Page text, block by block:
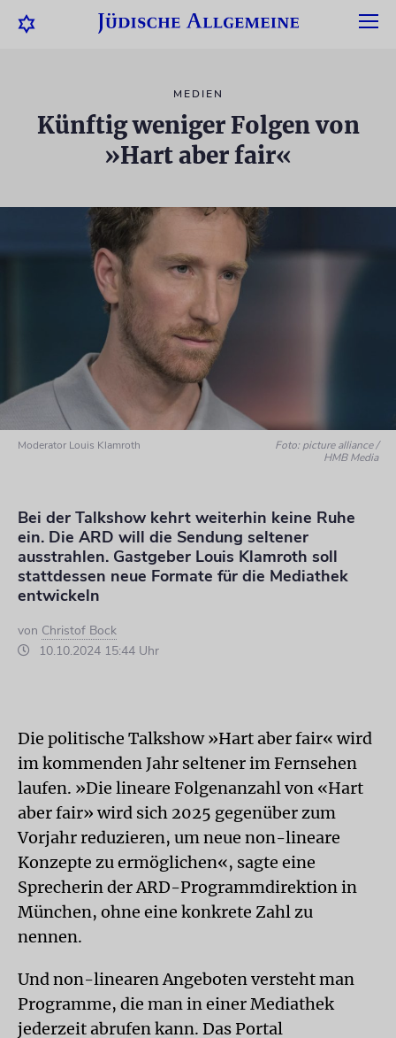
MEDIEN
Künftig weniger Folgen von
»Hart aber fair«
Moderator Louis Klamroth
Foto: picture alliance /
HMB Media
Bei der Talkshow kehrt weiterhin keine Ruhe
ein. Die ARD will die Sendung seltener
ausstrahlen. Gastgeber Louis Klamroth soll
stattdessen neue Formate für die Mediathek
entwickeln
von Christof Bock
10.10.2024 15:44 Uhr
Die politische Talkshow »Hart aber fair« wird
im kommenden Jahr seltener im Fernsehen
laufen. »Die lineare Folgenanzahl von «Hart
aber fair» wird sich 2025 gegenüber zum
Vorjahr reduzieren, um neue non-lineare
Konzepte zu ermöglichen«, sagte eine
Sprecherin der ARD-Programmdirektion in
München, ohne eine konkrete Zahl zu
nennen.
Und non-linearen Angeboten versteht man
Programme, die man in einer Mediathek
jederzeit abrufen kann. Das Portal